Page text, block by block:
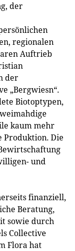
der
regionalen
Auftrieb
der
„Bergwiesn“.
Biotoptypen,
kaum mehr
Die
und
finanziell,
Beratung,
sowie durch
Collective
Flora hat